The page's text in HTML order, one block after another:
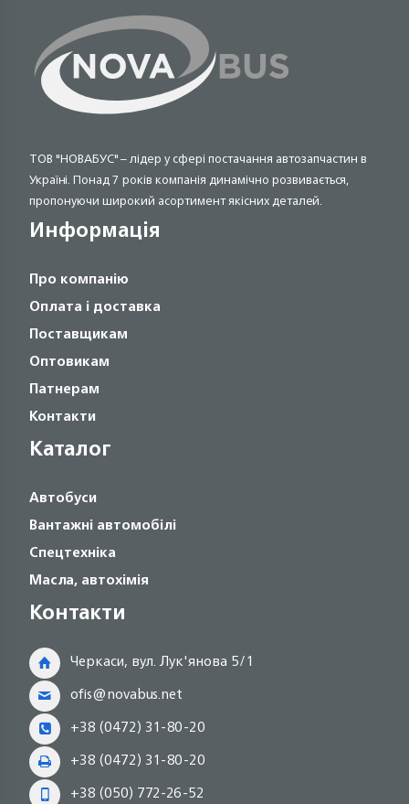
ТОВ "НОВАБУС" – лідер у сфері постачання автозапчастин в
Україні. Понад 7 років компанія динамічно розвивається,
пропонуючи широкий асортимент якісних деталей.
Информація
Про компанію
Оплата і доставка
Поставщикам
Оптовикам
Патнерам
Контакти
Каталог
Автобуси
Вантажні автомобілі
Спецтехніка
Масла, автохімія
Контакти
Черкаси, вул. Лук'янова 5/1
ofis@novabus.net
+38 (0472) 31-80-20
+38 (0472) 31-80-20
+38 (050) 772-26-52